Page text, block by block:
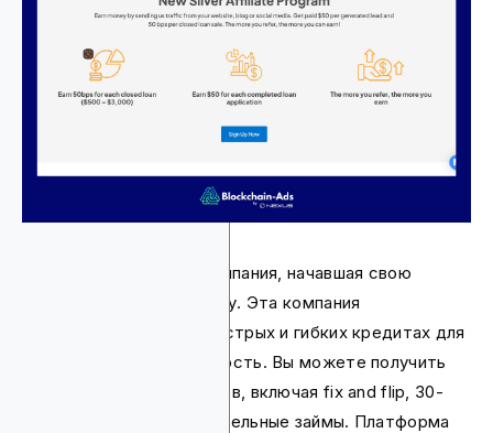
New Silver — финтех-компания, начавшая свою
деятельность в 2018 году. Эта компания
специализируется на быстрых и гибких кредитах для
инвесторов в недвижимость. Вы можете получить
ряд кредитных продуктов, включая fix and flip, 30-
летнюю аренду и строительные займы. Платформа